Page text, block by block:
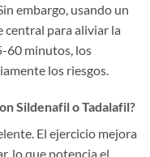
embargo, usando un
central para aliviar la
60 minutos, los
los riesgos.
Sildenafil o Tadalafil?
El ejercicio mejora
lo que potencia el